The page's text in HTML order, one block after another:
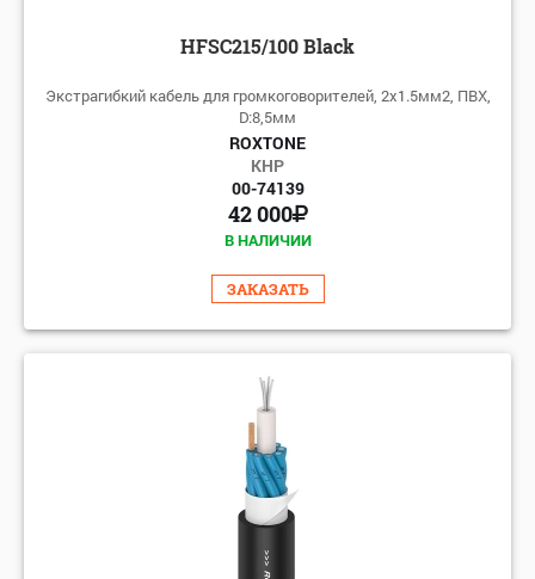
HFSC215/100 Black
Экстрагибкий кабель для громкоговорителей, 2x1.5мм2, ПВХ,
D:8,5мм
ROXTONE
КНР
00-74139
42 000
В НАЛИЧИИ
ЗАКАЗАТЬ